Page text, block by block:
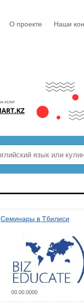
О проекте Наши
Семинары в Тбилиси
00.00.0000